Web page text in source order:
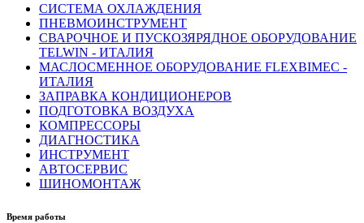
СИСТЕМА ОХЛАЖДЕНИЯ
ПНЕВМОИНСТРУМЕНТ
СВАРОЧНОЕ И ПУСКОЗЯРЯДНОЕ ОБОРУДОВАНИЕ
TELWIN - ИТАЛИЯ
МАСЛОСМЕННОЕ ОБОРУДОВАНИЕ FLEXBIMEC -
ИТАЛИЯ
ЗАПРАВКА КОНДИЦИОНЕРОВ
ПОДГОТОВКА ВОЗДУХА
КОМПРЕССОРЫ
ДИАГНОСТИКА
ИНСТРУМЕНТ
АВТОСЕРВИС
ШИНОМОНТАЖ
Время работы